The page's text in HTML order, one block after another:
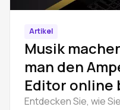
Artikel
Musik
man den
Editor online
Entdecken Sie, wie